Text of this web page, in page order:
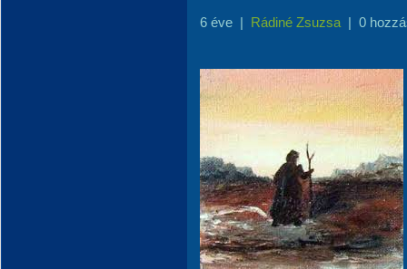
6 éve | Rádiné Zsuzsa | 0